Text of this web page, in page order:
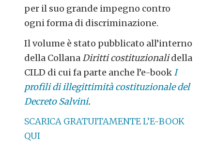
per il suo grande impegno contro
ogni forma di discriminazione.
Il volume è stato pubblicato all’interno
della CollanaDiritti costituzionalidella
CILD di cui fa parte anche l’e-bookI
profili di illegittimità costituzionale del
Decreto Salvini.
SCARICA GRATUITAMENTE L’E-BOOK
QUI